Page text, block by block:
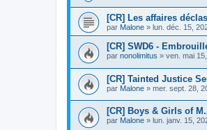
[CR] Les affaires
par Malone » lun. déc. 15,
[CR] SWD6 -
par nonolimitus » ven. mai
[CR] Tainted Justice
par Malone » mer. sept. 28,
[CR] Boys & Girls of
par Malone » lun. janv. 15,